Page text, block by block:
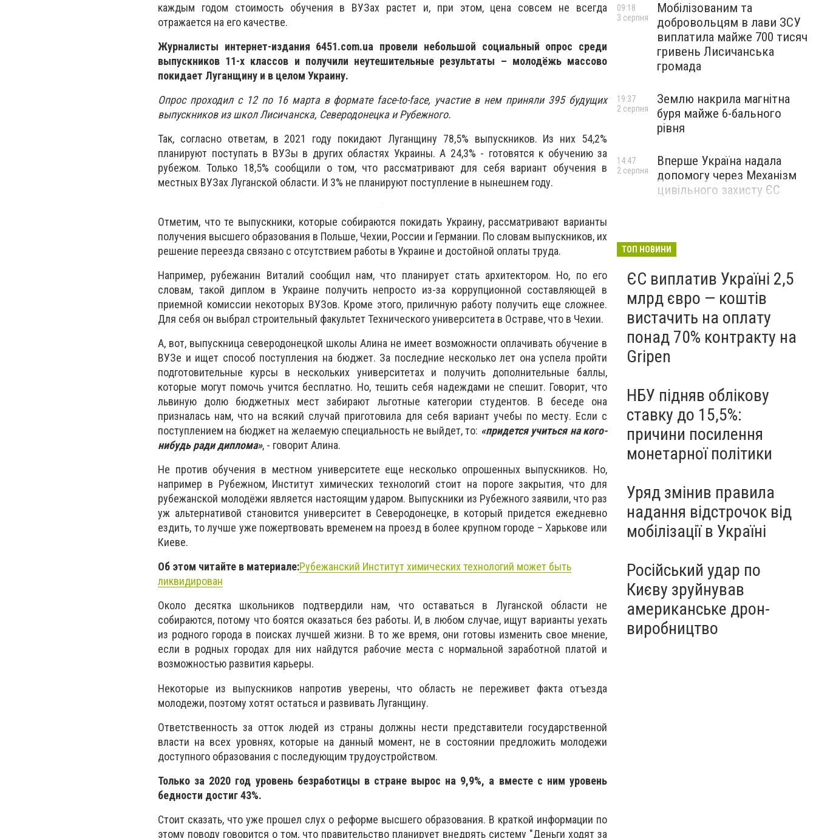
каждым годом стоимость обучения в ВУЗах растет и, при этом, цена совсем не всегда
отражается на его качестве.
Журналисты интернет-издания 6451.com.ua провели небольшой социальный опрос среди
выпускников 11-х классов и получили неутешительные результаты – молодёжь массово
покидает Луганщину и в целом Украину.
Опрос проходил с 12 по 16 марта в формате face-to-face, участие в нем приняли 395 будущих
выпускников из школ Лисичанска, Северодонецка и Рубежного.
Так, согласно ответам, в 2021 году покидают Луганщину 78,5% выпускников. Из них 54,2%
планируют поступать в ВУЗы в других областях Украины. А 24,3% - готовятся к обучению за
рубежом. Только 18,5% сообщили о том, что рассматривают для себя вариант обучения в
местных ВУЗах Луганской области. И 3% не планируют поступление в нынешнем году.
Отметим, что те выпускники, которые собираются покидать Украину, рассматривают варианты
получения высшего образования в Польше, Чехии, России и Германии. По словам выпускников, их
решение переезда связано с отсутствием работы в Украине и достойной оплаты труда.
Например, рубежанин Виталий сообщил нам, что планирует стать архитектором. Но, по его
словам, такой диплом в Украине получить непросто из-за коррупционной составляющей в
приемной комиссии некоторых ВУЗов. Кроме этого, приличную работу получить еще сложнее.
Для себя он выбрал строительный факультет Технического университета в Остраве, что в Чехии.
А, вот, выпускница северодонецкой школы Алина не имеет возможности оплачивать обучение в
ВУЗе и ищет способ поступления на бюджет. За последние несколько лет она успела пройти
подготовительные курсы в нескольких университетах и получить дополнительные баллы,
которые могут помочь учится бесплатно. Но, тешить себя надеждами не спешит. Говорит, что
львиную долю бюджетных мест забирают льготные категории студентов. В беседе она
призналась нам, что на всякий случай приготовила для себя вариант учебы по месту. Если с
поступлением на бюджет на желаемую специальность не выйдет, то: «придется учиться на кого-
нибудь ради диплома», - говорит Алина.
Не против обучения в местном университете еще несколько опрошенных выпускников. Но,
например в Рубежном, Институт химических технологий стоит на пороге закрытия, что для
рубежанской молодёжи является настоящим ударом. Выпускники из Рубежного заявили, что раз
уж альтернативой становится университет в Северодонецке, в который придется ежедневно
ездить, то лучше уже пожертвовать временем на проезд в более крупном городе – Харькове или
Киеве.
Об этом читайте в материале:Рубежанский Институтхимических технологий может быть
ликвидирован
Около десятка школьников подтвердили нам, что оставаться в Луганской области не
собираются, потому что боятся оказаться без работы. И, в любом случае, ищут варианты уехать
из родного города в поисках лучшей жизни. В то же время, они готовы изменить свое мнение,
если в родных городах для них найдутся рабочие места с нормальной заработной платой и
возможностью развития карьеры.
Некоторые из выпускников напротив уверены, что область не переживет факта отъезда
молодежи, поэтому хотят остаться и развивать Луганщину.
Ответственность за отток людей из страны должны нести представители государственной
власти на всех уровнях, которые на данный момент, не в состоянии предложить молодежи
доступного образования с последующим трудоустройством.
Только за 2020 год уровень безработицы в стране вырос на 9,9%, а вместе с ним уровень
бедности достиг 43%.
Стоит сказать, что уже прошел слух о реформе высшего образования. В краткой информации по
этому поводу говорится о том, что правительство планирует внедрять систему "Деньги ходят за
Мобілізованим та
добровольцям в лави ЗСУ
виплатила майже 700 тисяч
гривень Лисичанська
громада
09:18
3 серпня
Землю накрила магнітна
буря майже 6-бального
рівня
19:37
2 серпня
Вперше Україна надала
допомогу через Механізм
цивільного захисту ЄС
14:47
2 серпня
ТОП НОВИНИ
ЄС виплатив Україні 2,5
млрд євро — коштів
вистачить на оплату
понад 70% контракту на
Gripen
НБУ підняв облікову
ставку до 15,5%:
причини посилення
монетарної політики
Уряд змінив правила
надання відстрочок від
мобілізації в Україні
Російський удар по
Києву зруйнував
американське дрон-
виробництво